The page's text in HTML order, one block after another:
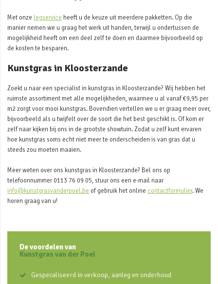
Met onze legservice heeft u de keuze uit meerdere pakketten. Op die
manier nemen we u graag het werk uit handen, terwijl u ondertussen de
mogelijkheid heeft om een deel zelf te doen en daarmee bijvoorbeeld op
de kosten te besparen.
Kunstgras in Kloosterzande
Zoekt u naar een specialist in kunstgras in Kloosterzande? Wij hebben het
ruimste assortiment met alle mogelijkheden, waarmee u al vanaf €9,95 per
m2 zorgt voor mooi kunstgras. Bovendien vertellen we u er graag meer over,
bijvoorbeeld als u twijfelt over de soort die het best geschikt is. Of kom er
zelf naar kijken bij ons in de grootste showtuin. Zodat u zelf kunt ervaren
hoe kunstgras soms echt niet meer te onderscheiden is van gras dat u
steeds zou moeten maaien.
Meer weten over ons kunstgras in Kloosterzande? Bel ons op
telefoonnummer 0113 76 09 05, stuur ons een e-mail naar
info@kunstgrasvanderpoel.be of gebruik het online contactformulier. We
horen graag van u!
De voordelen van
Kunstgras van der Poel
Gespecaliseerd in verkoop, aanleg en onderhoud